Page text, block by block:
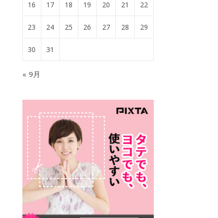
16 17 18 19 20 21 22
23 24 25 26 27 28 29
30 31
« 9月